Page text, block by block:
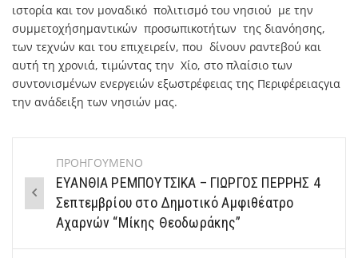
ιστορία και τον μοναδικό πολιτισμό του νησιού με την
συμμετοχήσημαντικών προσωπικοτήτων της διανόησης,
των τεχνών και του επιχειρείν, που δίνουν ραντεβού και
αυτή τη χρονιά, τιμώντας την Χίο, στο πλαίσιο των
συντονισμένων ενεργειών εξωστρέφειας της Περιφέρειαςγια
την ανάδειξη των νησιών μας.
Post
navigation
ΠΡΟΗΓΟΥΜΕΝΟ
ΕΥΑΝΘΙΑ ΡΕΜΠΟΥΤΣΙΚΑ – ΓΙΩΡΓΟΣ ΠΕΡΡΗΣ 4
Σεπτεμβρίου στο Δημοτικό Αμφιθέατρο
Αχαρνών “Μίκης Θεοδωράκης”